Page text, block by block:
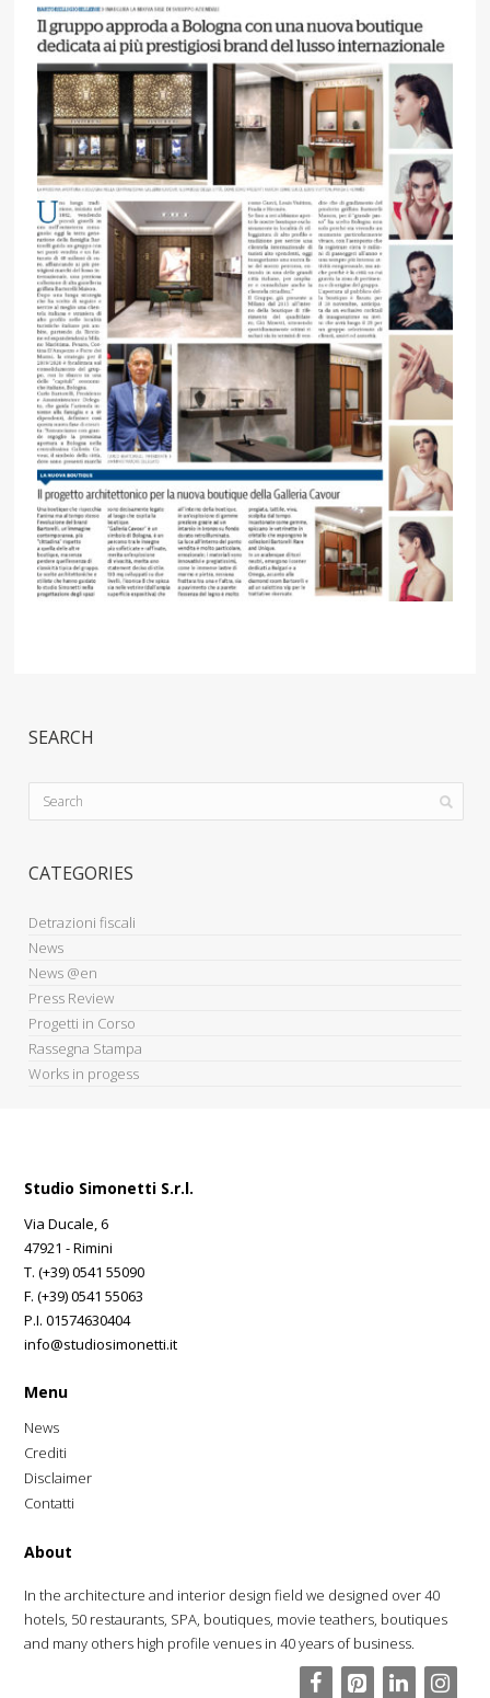
SEARCH
CATEGORIES
Detrazioni fiscali
News
News @en
Press Review
Progetti in Corso
Rassegna Stampa
Works in progess
Studio Simonetti S.r.l.
Via Ducale, 6
47921 - Rimini
T. (+39) 0541 55090
F. (+39) 0541 55063
P.I. 01574630404
info@studiosimonetti.it
Menu
News
Crediti
Disclaimer
Contatti
About
In the architecture and interior design field we designed over 40
hotels, 50 restaurants, SPA, boutiques, movie teathers, boutiques
and many others high profile venues in 40 years of business.